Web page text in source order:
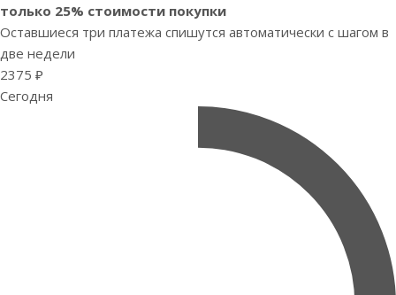
только 25% стоимости покупки
Оставшиеся три платежа спишутся автоматически с шагом в
две недели
2375 ₽
Сегодня